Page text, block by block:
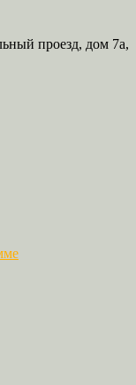
проезд, дом 7а,